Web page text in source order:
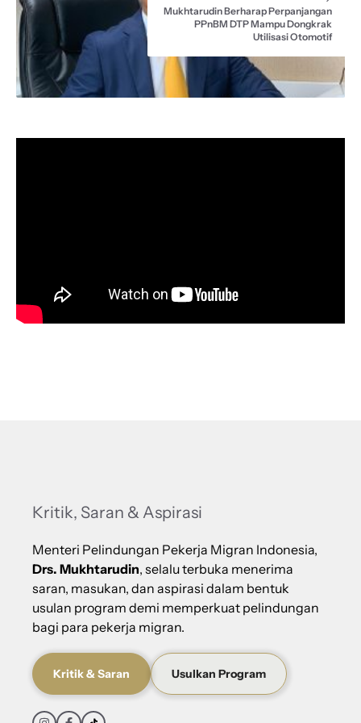
Mukhtarudin Berharap Perpanjangan
PPnBM DTP Mampu Dongkrak
Utilisasi Otomotif
Kritik, Saran & Aspirasi
Menteri Pelindungan Pekerja Migran Indonesia,
Drs. Mukhtarudin, selalu terbuka menerima
saran, masukan, dan aspirasi dalam bentuk
usulan program demi memperkuat pelindungan
bagi para pekerja migran.
Kritik & Saran Usulkan Program